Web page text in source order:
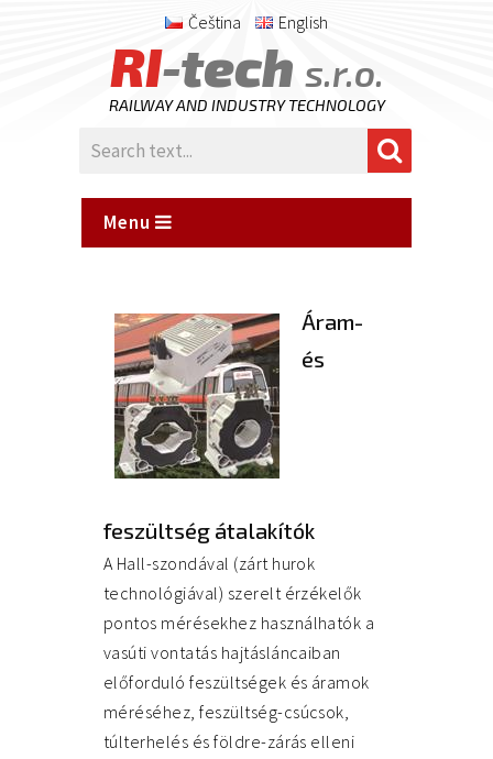
Čeština English
RI-tech s.r.o.
RAILWAY AND INDUSTRY TECHNOLOGY
Menu
Áram-
és
feszültség átalakítók
A Hall-szondával (zárt hurok
technológiával) szerelt érzékelők
pontos mérésekhez használhatók a
vasúti vontatás hajtásláncaiban
előforduló feszültségek és áramok
méréséhez, feszültség-csúcsok,
túlterhelés és földre-zárás elleni